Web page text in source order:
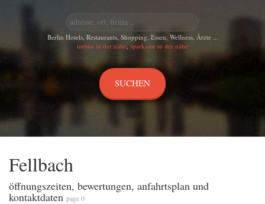
Berlin Hotels, Restaurants, Shopping, Essen, Wellness, Ärzte ...
imbiss in der nähe, sparkasse in der nähe
Fellbach
öffnungszeiten, bewertungen, anfahrtsplan und
kontaktdaten page 0